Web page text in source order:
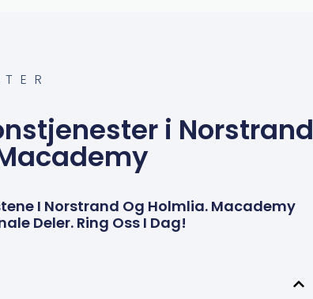
i Norstrand
I Norstrand Og Holmlia. Macademy
Deler. Ring Oss I Dag!